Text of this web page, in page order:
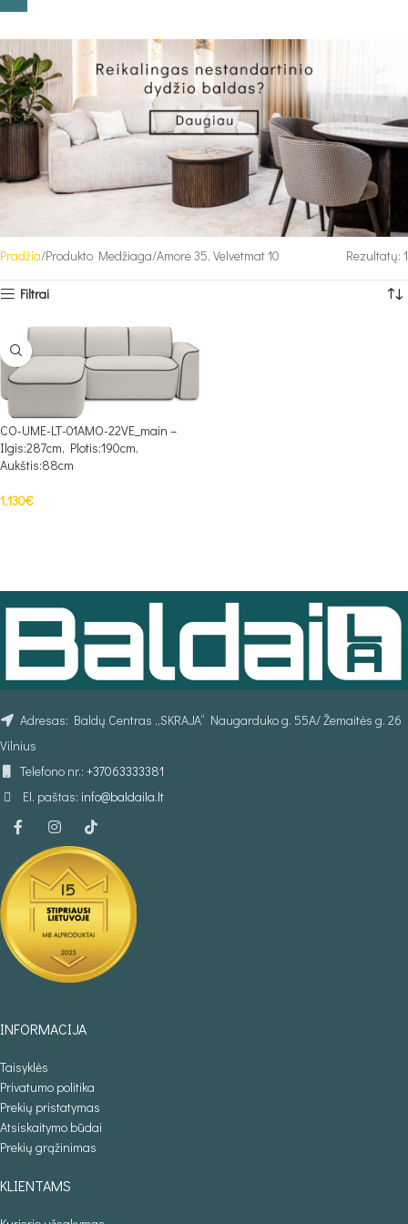
Pradžia Produkto Medžiaga Amore 35, Velvetmat 10 Rezultatų: 1
Filtrai
CO-UME-LT-01AMO-22VE_main –
Ilgis:287cm, Plotis:190cm,
Aukštis:88cm
1,130€
Adresas: Baldų Centras „SKRAJA“ Naugarduko g. 55A/ Žemaitės g. 26
Vilnius
Telefono nr.: +37063333381
El. paštas: info@baldaila.lt
INFORMACIJA
Taisyklės
Privatumo politika
Prekių pristatymas
Atsiskaitymo būdai
Prekių grąžinimas
KLIENTAMS